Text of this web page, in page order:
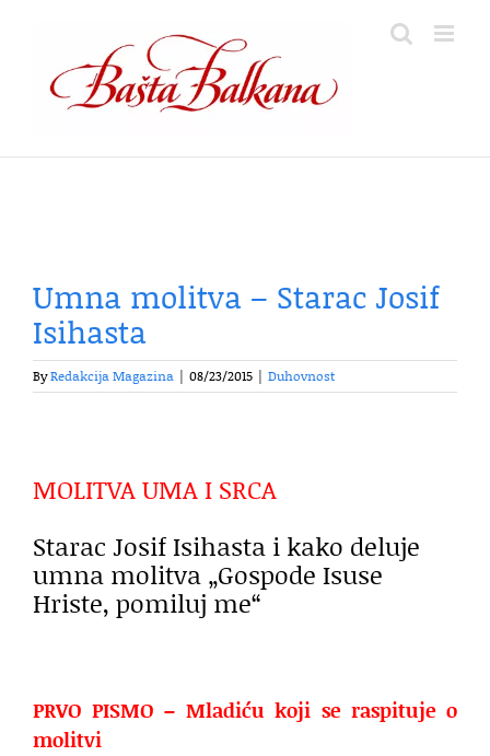
content
Umna molitva – Starac Josif
Isihasta
ByRedakcija Magazina 08/23/2015 Duhovnost
MOLITVA UMA I SRCA
Starac Josif Isihasta i kako deluje
umna molitva „Gospode Isuse
Hriste, pomiluj me“
PRVO PISMO – Mladiću koji se raspituje o
molitvi